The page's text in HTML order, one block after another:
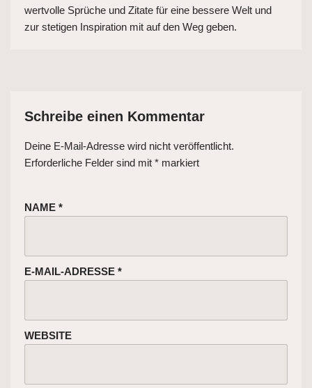
wertvolle Sprüche und Zitate für eine bessere Welt und
zur stetigen Inspiration mit auf den Weg geben.
Schreibe einen Kommentar
Deine E-Mail-Adresse wird nicht veröffentlicht.
Erforderliche Felder sind mit * markiert
NAME *
E-MAIL-ADRESSE *
WEBSITE